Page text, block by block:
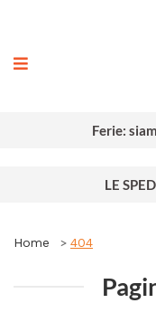
Ferie:
LE
Home 404